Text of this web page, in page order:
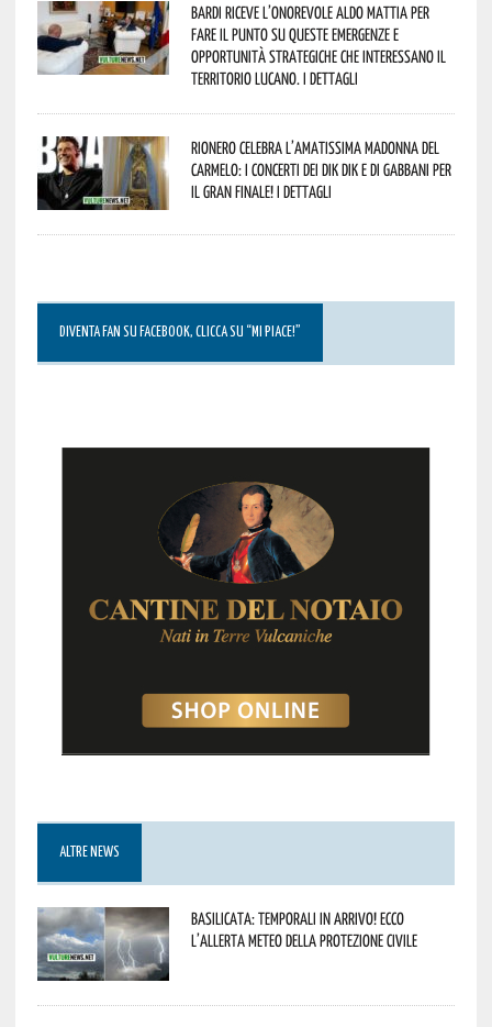
Bardi riceve l’onorevole Aldo Mattia per
fare il punto su queste emergenze e
opportunità strategiche che interessano il
territorio lucano. I dettagli
Rionero celebra l’amatissima Madonna del
Carmelo: i concerti dei DIK DIK e di Gabbani per
il gran finale! I dettagli
DIVENTA FAN SU FACEBOOK, CLICCA SU “MI PIACE!”
ALTRE NEWS
Basilicata: temporali in arrivo! Ecco
l’allerta meteo della Protezione civile